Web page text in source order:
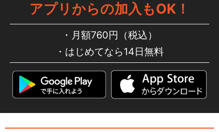
アプリからの加入もOK！
月額760円（税込）
はじめてなら14日無料